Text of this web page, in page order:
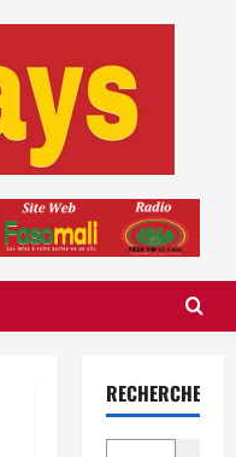
RECHERCHER